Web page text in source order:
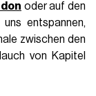
oder auf den
entspannen,
zwischen den
von Kapitel